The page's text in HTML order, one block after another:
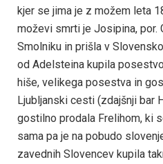
kjer se jima je z možem leta
moževi smrti je Josipina, por.
Smolniku in prišla v
od Adelsteina kupila
hiše, velikega posestva in
Ljubljanski cesti (zdajšnji bar
gostilno prodala Frelihom, ki
sama pa je na pobudo
zavednih Slovencev kupila